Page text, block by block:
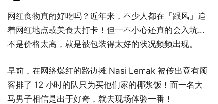
网红食物真的好吃吗？近年来，不少人都在「跟风」追
着网红地点或美食去打卡！但一不小心还真的会入坑...
不是价格太高，就是被包装得太好的状况频频出现。
早前，在网络爆红的路边摊 Nasi Lemak 被传出竟有顾
客排了 12 小时的队只为买他们家的椰浆饭！而一名大
马男子相信是出于好奇，就去现场体验一番！